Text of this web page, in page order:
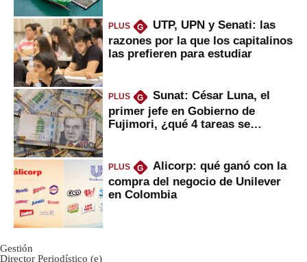
PLUS G
UTP, UPN y Senati: las
razones por la que los capitalinos
las prefieren para estudiar
PLUS G
Sunat: César Luna, el
primer jefe en Gobierno de
Fujimori, ¿qué 4 tareas se
PLUS G
Alicorp: qué ganó con la
compra del negocio de Unilever
en Colombia
Gestión
Director Periodístico (e)